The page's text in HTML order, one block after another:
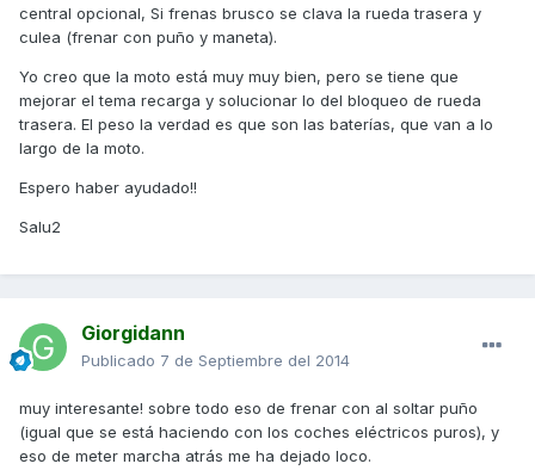
central opcional, Si frenas brusco se clava la rueda trasera y
culea (frenar con puño y maneta).
Yo creo que la moto está muy muy bien, pero se tiene que
mejorar el tema recarga y solucionar lo del bloqueo de rueda
trasera. El peso la verdad es que son las baterías, que van a lo
largo de la moto.
Espero haber ayudado!!
Salu2
Giorgidann
Publicado 7 de Septiembre del 2014
muy interesante! sobre todo eso de frenar con al soltar puño
(igual que se está haciendo con los coches eléctricos puros), y
eso de meter marcha atrás me ha dejado loco.